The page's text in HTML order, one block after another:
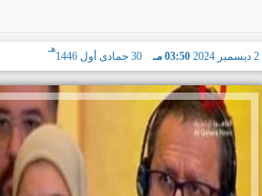
2 ديسمبر 2024 03:50 مـ 30 جمادى أول 1446
هـ